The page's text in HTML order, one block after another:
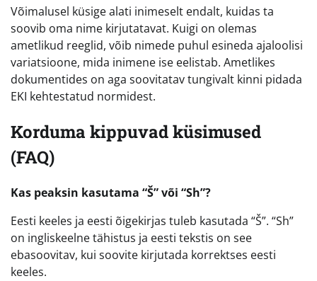
Võimalusel küsige alati inimeselt endalt, kuidas ta
soovib oma nime kirjutatavat. Kuigi on olemas
ametlikud reeglid, võib nimede puhul esineda ajaloolisi
variatsioone, mida inimene ise eelistab. Ametlikes
dokumentides on aga soovitatav tungivalt kinni pidada
EKI kehtestatud normidest.
Korduma kippuvad küsimused
(FAQ)
Kas peaksin kasutama “Š” või “Sh”?
Eesti keeles ja eesti õigekirjas tuleb kasutada “Š”. “Sh”
on ingliskeelne tähistus ja eesti tekstis on see
ebasoovitav, kui soovite kirjutada korrektses eesti
keeles.